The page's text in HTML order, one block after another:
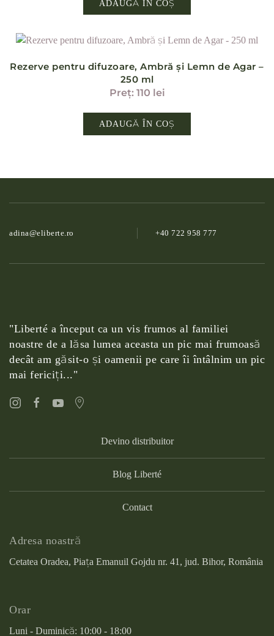
ADAUGĂ ÎN COȘ
Rezerve pentru difuzoare, Ambră și Lemn de Agar –
250 ml
110 lei
ADAUGĂ ÎN COȘ
adina@­eliberte.ro +40 722 958 777
"Liberté a început ca un vis frumos al familiei
noastre de a lăsa lumea aceasta un pic mai frumoasă
decât am găsit-o şi oamenii pe care îi întâlnim un pic
mai fericiţi..."
Devino distribuitor
Blog Liberté
Contact
Adresa noastră
Cetatea Oradea, Piața Emanuil Gojdu nr. 41, jud. Bihor, România
Orar
Luni - Duminică: 10:00 - 18:00